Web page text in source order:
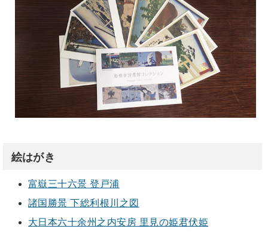
絵はがき
富嶽三十六景 登戸浦
諸国勝景 下総利根川之図
大日本六十余州之内安房 里見の姫君伏姫